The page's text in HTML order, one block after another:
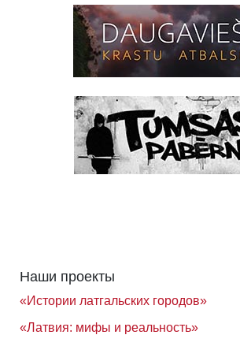
Наши проекты
«Истории латгальских городов»
«Латвия: мифы и реальность»